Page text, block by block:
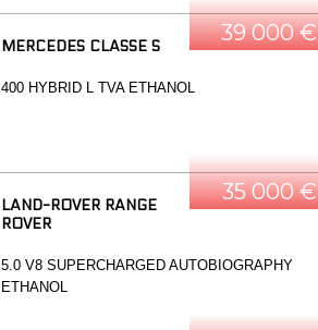
39 000 €
MERCEDES CLASSE S
400 HYBRID L TVA ETHANOL
35 000 €
LAND-ROVER RANGE
ROVER
5.0 V8 SUPERCHARGED AUTOBIOGRAPHY
ETHANOL